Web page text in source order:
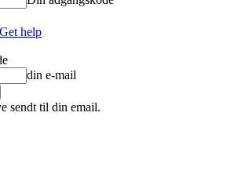
help
din e-mail
sendt til din email.